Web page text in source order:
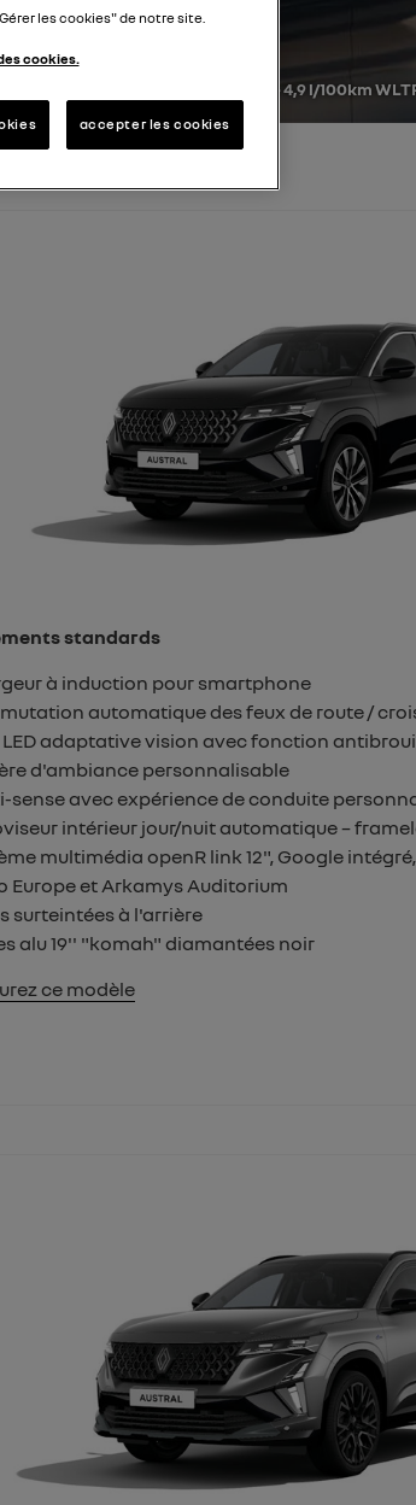
4,7 - 4,9 l/100km
standards
à induction pour smartphone
automatique des feux de route /
adaptative vision avec fonction
d'ambiance personnalisable
sense avec expérience de conduite
intérieur jour/nuit automatique –
multimédia openR link 12", Google
Europe et Arkamys Auditorium
surteintées à l'arrière
alu 19'' "komah" diamantées noir
ce modèle
les cookies" de notre site.
cookies.
accepter les cookies